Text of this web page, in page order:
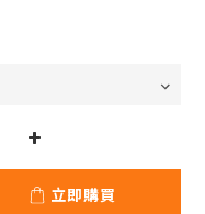
立即購買